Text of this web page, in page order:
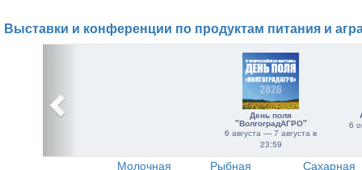
Выставки и конференции по продуктам питания и
День поля
"ВолгоградАГРО"
6 августа — 7 августа в
23:59
6
Молочная
Рыбная
Сахарная